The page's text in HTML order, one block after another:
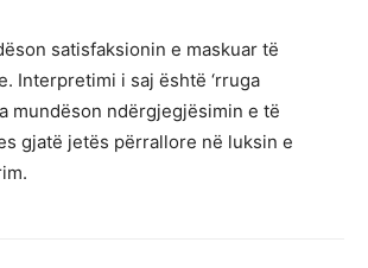
satisfaksionin e maskuar të
Interpretimi i saj është ‘rruga
mundëson ndërgjegjësimin e të
gjatë jetës përrallore në luksin e